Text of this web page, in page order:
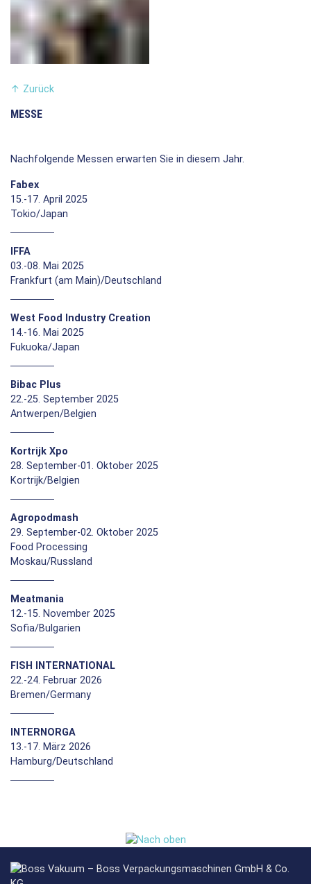
↑ Zurück
MESSE
Nachfolgende Messen erwarten Sie in diesem Jahr.
Fabex
15.-17. April 2025
Tokio/Japan
IFFA
03.-08. Mai 2025
Frankfurt (am Main)/Deutschland
West Food Industry Creation
14.-16. Mai 2025
Fukuoka/Japan
Bibac Plus
22.-25. September 2025
Antwerpen/Belgien
Kortrijk Xpo
28. September-01. Oktober 2025
Kortrijk/Belgien
Agropodmash
29. September-02. Oktober 2025
Food Processing
Moskau/Russland
Meatmania
12.-15. November 2025
Sofia/Bulgarien
FISH INTERNATIONAL
22.-24. Februar 2026
Bremen/Germany
INTERNORGA
13.-17. März 2026
Hamburg/Deutschland